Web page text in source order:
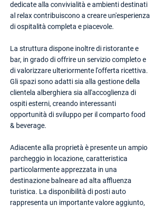
dedicate alla convivialità e ambienti destinati
al relax contribuiscono a creare un'esperienza
di ospitalità completa e piacevole.
La struttura dispone inoltre di ristorante e
bar, in grado di offrire un servizio completo e
di valorizzare ulteriormente l'offerta ricettiva.
Gli spazi sono adatti sia alla gestione della
clientela alberghiera sia all'accoglienza di
ospiti esterni, creando interessanti
opportunità di sviluppo per il comparto food
& beverage.
Adiacente alla proprietà è presente un ampio
parcheggio in locazione, caratteristica
particolarmente apprezzata in una
destinazione balneare ad alta affluenza
turistica. La disponibilità di posti auto
rappresenta un importante valore aggiunto,